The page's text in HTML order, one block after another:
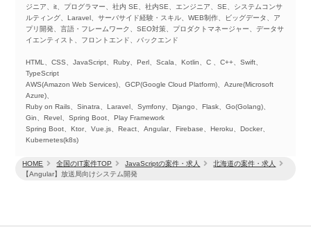
HOME 全国のIT案件TOP JavaScriptの案件・求人
北海道の案件・求人
【Angular】放送局向けシステム開発
ジニア、it、プログラマー、社内 SE、社内SE、エンジニア、SE、システムコンサ
ルティング、Laravel、サーバサイド経験・スキル、WEB制作、ビッグデータ、ア
プリ開発、言語・フレームワーク、SEO対策、プロダクトマネージャー、データサ
イエンティスト、フロントエンド、バックエンド
HTML、CSS、JavaScript、Ruby、Perl、Scala、Kotlin、C 、C++、Swift、
TypeScript
AWS(Amazon Web Services)、GCP(Google Cloud Platform)、Azure(Microsoft
Azure)、
Ruby on Rails、Sinatra、Laravel、Symfony、Django、Flask、Go(Golang)、
Gin、Revel、Spring Boot、Play Framework
Spring Boot、Ktor、Vue.js、React、Angular、Firebase、Heroku、Docker、
Kubernetes(k8s)